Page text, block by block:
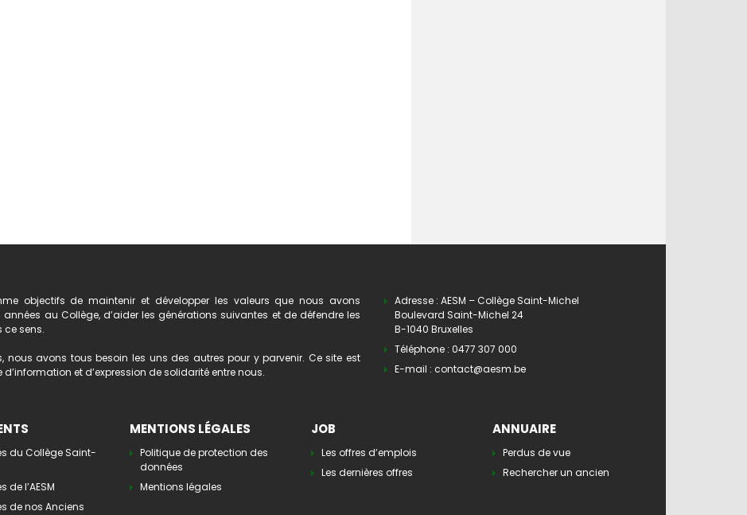
objectifs de maintenir et développer les valeurs que nous avons
au Collège, d’aider les générations suivantes et de défendre les
ce sens.
nous avons tous besoin les uns des autres pour y parvenir. Ce site est
et d’expression de solidarité entre nous.
Adresse : AESM – Collège Saint-Michel
Boulevard Saint-Michel 24
B-1040 Bruxelles
Téléphone : 0477 307 000
E-mail : contact@aesm.be
du Collège Saint-
de l’AESM
de nos Anciens
MENTIONS LÉGALES
Politique de protection des
données
Mentions légales
JOB
Les offres d’emplois
Les dernières offres
ANNUAIRE
Perdus de vue
Rechercher un ancien